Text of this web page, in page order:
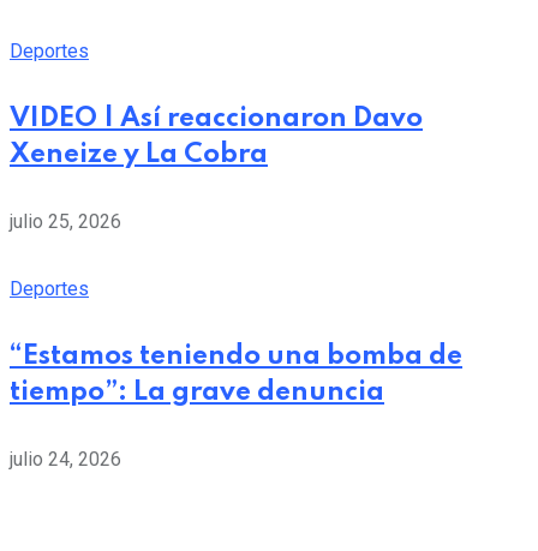
Deportes
VIDEO | Así reaccionaron Davo
Xeneize y La Cobra
julio 25, 2026
Deportes
“Estamos teniendo una bomba de
tiempo”: La grave denuncia
julio 24, 2026